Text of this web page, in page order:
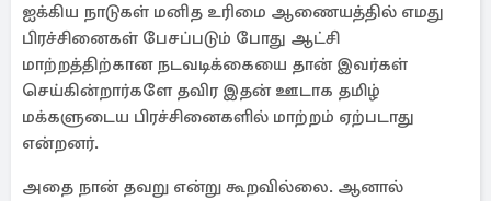
ஐக்கிய நாடுகள் மனித உரிமை ஆணையத்தில் எமது
பிரச்சினைகள் பேசப்படும் போது ஆட்சி
மாற்றத்திற்கான நடவடிக்கையை தான் இவர்கள்
செய்கின்றார்களே தவிர இதன் ஊடாக தமிழ்
மக்களுடைய பிரச்சினைகளில் மாற்றம் ஏற்படாது
என்றனர்.
அதை நான் தவறு என்று கூறவில்லை. ஆனால்